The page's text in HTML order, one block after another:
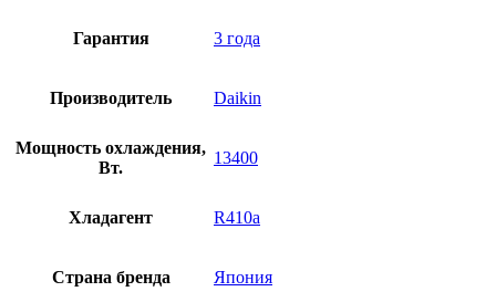
Гарантия 3 года
Производитель Daikin
Мощность охлаждения,
Вт.
13400
Хладагент R410a
Страна бренда Япония